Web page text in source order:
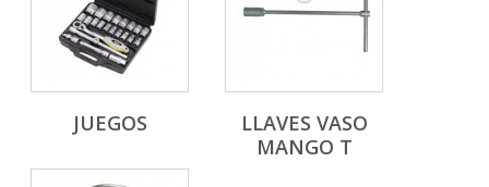
JUEGOS
LLAVES VASO
MANGO T